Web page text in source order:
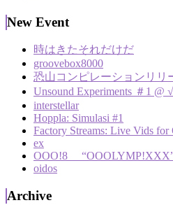
New Event
時はきたそれだけだ
groovebox8000
恐山コンピレーションリリ
Unsound Experiments ＃1 @
interstellar
Hoppla: Simulasi #1
Factory Streams: Live Vids for
ex
OOO!8
oidos
Archive